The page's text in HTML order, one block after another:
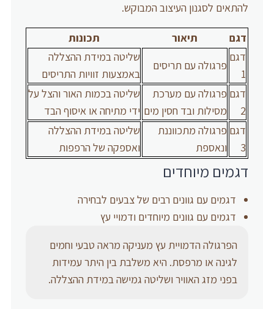
להתאים לסגנון העיצוב המבוקש.
דגם תיאור
תכונות
דגם
1
פרגולה עם תריסים
שליטה במידת ההצללה
באמצעות זוויות התריסים
דגם
2
פרגולה עם מערכת
מסילות ובד חסין מים
שליטה בכמות האור והצל על
ידי מתיחה או איסוף הבד
דגם
3
פרגולה מתכווננת
ונאספת
שליטה במידת ההצללה
ואספקה של הרפפות
דגמים מיוחדים
דגמים עם גוונים רבים של צבעים לבחירה
דגמים עם גוונים מיוחדים ודמויי עץ
הפרגולה הדמויית עץ מעניקה מראה טבעי וחמים
לגינה או מרפסת. היא משלבת בין היתר עמידות
בפני מזג האוויר ושליטה גמישה במידת ההצללה.